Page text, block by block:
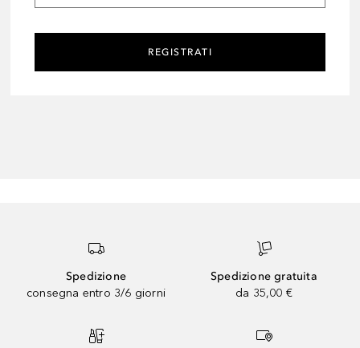
REGISTRATI
Spedizione
consegna entro 3/6 giorni
Spedizione gratuita
da 35,00 €